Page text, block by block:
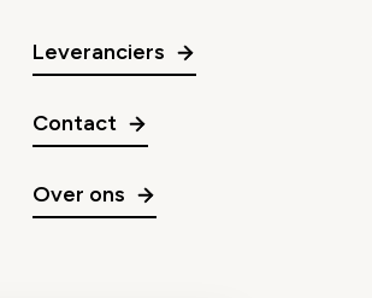
Leveranciers
Contact
Over ons